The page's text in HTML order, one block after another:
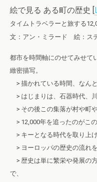
絵で見る ある町の歴史 [
タイムトラベラーと旅する
文：アン・ミラード 絵：ス
都市を時間軸にのせてみせて
緻密描写。
> 描かれている時間、なんと
> はじまりは、石器時代、
> その後この集落が村や町
> 12,000年を追ったのがこの
> キーとなる時代を取り上
> ヨーロッパの歴史の流れ
> 歴史は単に繁栄や発展の
で、